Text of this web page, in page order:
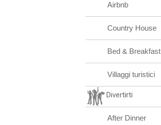
Airbnb
Country House
Bed & Breakfast
Villaggi turistici
Divertirti
After Dinner